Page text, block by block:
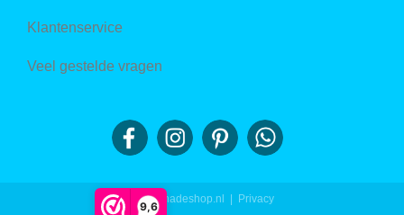
9,6
Klantenservice
Veel gestelde vragen
© redishadeshop.nl | Privacy